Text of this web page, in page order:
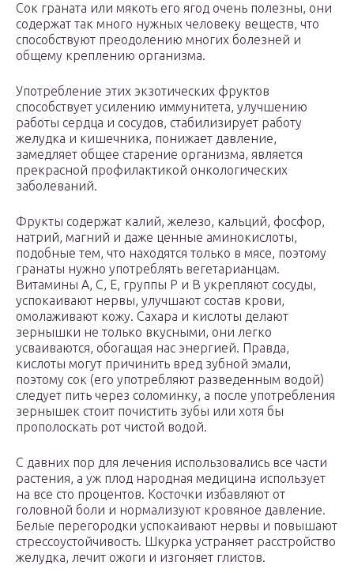
Сок граната или мякоть его ягод очень полезны, они
содержат так много нужных человеку веществ, что
способствуют преодолению многих болезней и
общему креплению организма.
Употребление этих экзотических фруктов
способствует усилению иммунитета, улучшению
работы сердца и сосудов, стабилизирует работу
желудка и кишечника, понижает давление,
замедляет общее старение организма, является
прекрасной профилактикой онкологических
заболеваний.
Фрукты содержат калий, железо, кальций, фосфор,
натрий, магний и даже ценные аминокислоты,
подобные тем, что находятся только в мясе, поэтому
гранаты нужно употреблять вегетарианцам.
Витамины А, С, Е, группы Р и В укрепляют сосуды,
успокаивают нервы, улучшают состав крови,
омолаживают кожу. Сахара и кислоты делают
зернышки не только вкусными, они легко
усваиваются, обогащая нас энергией. Правда,
кислоты могут причинить вред зубной эмали,
поэтому сок (его употребляют разведенным водой)
следует пить через соломинку, а после употребления
зернышек стоит почистить зубы или хотя бы
прополоскать рот чистой водой.
С давних пор для лечения использовались все части
растения, а уж плод народная медицина использует
на все сто процентов. Косточки избавляют от
головной боли и нормализуют кровяное давление.
Белые перегородки успокаивают нервы и повышают
стрессоустойчивость. Шкурка устраняет расстройство
желудка, лечит ожоги и изгоняет глистов.